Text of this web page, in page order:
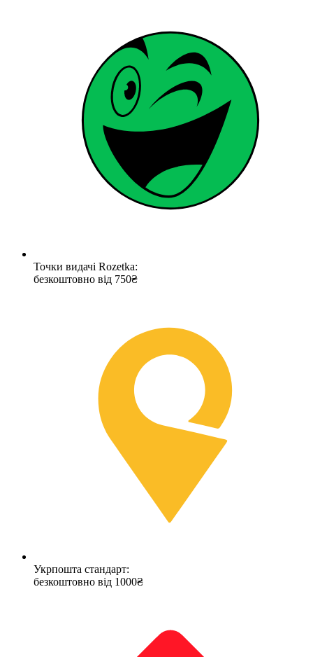
Точки видачі Rozetka:
безкоштовно від 750₴
Укрпошта стандарт:
безкоштовно від 1000₴